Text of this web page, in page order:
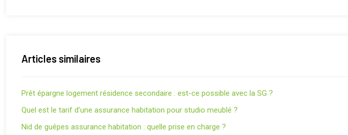
Articles similaires
Prêt épargne logement résidence secondaire : est-ce possible avec la SG ?
Quel est le tarif d’une assurance habitation pour studio meublé ?
Nid de guêpes assurance habitation : quelle prise en charge ?